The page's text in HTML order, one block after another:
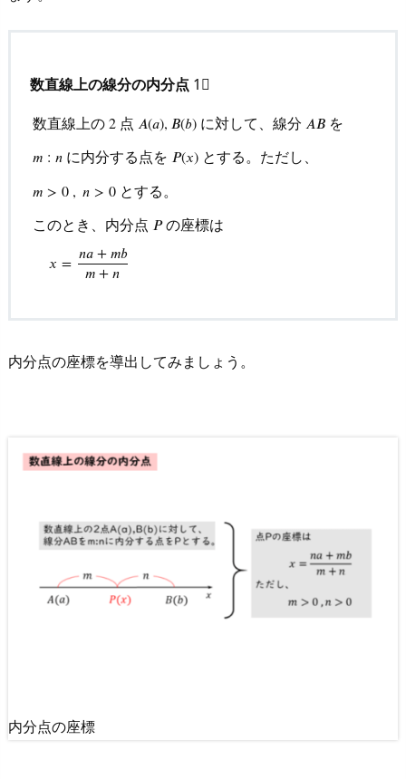
線
分
内
外
点
4.
形
数直線上の線分の内分点 1⃣
数直線上の2点 𝐴(𝑎), 𝐵(𝑏)に対して、線分 𝐴𝐵を
𝑚 : 𝑛に内分する点を 𝑃(𝑥) とする。ただし、
𝑚 > 0 , 𝑛 > 0とする。
このとき、内分点 𝑃の座標は
𝑥 =
𝑛𝑎 + 𝑚𝑏
𝑚 + 𝑛
数直線上の 2点A(a),B
内分点の座標を導出してみましょう。
内分点の座標